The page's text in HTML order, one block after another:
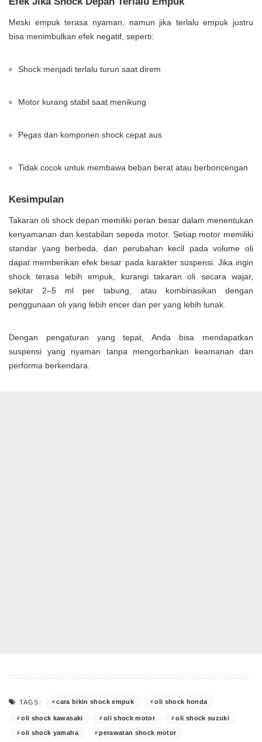
Meski empuk terasa nyaman, namun jika terlalu empuk justru
bisa menimbulkan efek negatif, seperti:
Shock menjadi terlalu turun saat direm
Motor kurang stabil saat menikung
Pegas dan komponen shock cepat aus
Tidak cocok untuk membawa beban berat atau berboncengan
Kesimpulan
Takaran oli shock depan memiliki peran besar dalam menentukan
kenyamanan dan kestabilan sepeda motor. Setiap motor memiliki
standar yang berbeda, dan perubahan kecil pada volume oli
dapat memberikan efek besar pada karakter suspensi. Jika ingin
shock terasa lebih empuk, kurangi takaran oli secara wajar,
sekitar 2–5 ml per tabung, atau kombinasikan dengan
penggunaan oli yang lebih encer dan per yang lebih lunak.
Dengan pengaturan yang tepat, Anda bisa mendapatkan
suspensi yang nyaman tanpa mengorbankan keamanan dan
performa berkendara.
TAGS: cara bikin shock empuk oli shock honda
oli shock kawasaki oli shock motor oli shock suzuki
oli shock yamaha perawatan shock motor